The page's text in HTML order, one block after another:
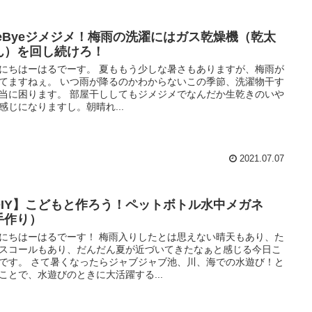
ジメジメ！梅雨の洗濯にはガス乾燥機（乾太
）を回し続けろ！
ちはーはるでーす。 夏ももう少しな暑さもありますが、梅雨が
ますねぇ。 いつ雨が降るのかわからないこの季節、洗濯物干す
に困ります。 部屋干ししてもジメジメでなんだか生乾きのいや
じになりますし。朝晴れ...
2021.07.07
】こどもと作ろう！ペットボトル水中メガネ
り）
ちはーはるでーす！ 梅雨入りしたとは思えない晴天もあり、た
コールもあり、だんだん夏が近づいてきたなぁと感じる今日こ
す。 さて暑くなったらジャブジャブ池、川、海での水遊び！と
とで、水遊びのときに大活躍する...